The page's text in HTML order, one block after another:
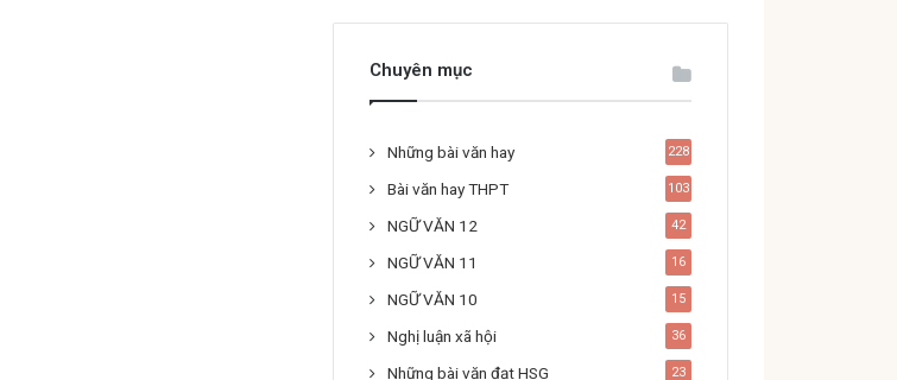
Chuyên mục
Những bài văn hay 228
Bài văn hay THPT 103
NGỮ VĂN 12 42
NGỮ VĂN 11 16
NGỮ VĂN 10 15
Nghị luận xã hội 36
Những bài văn đạt HSG 23